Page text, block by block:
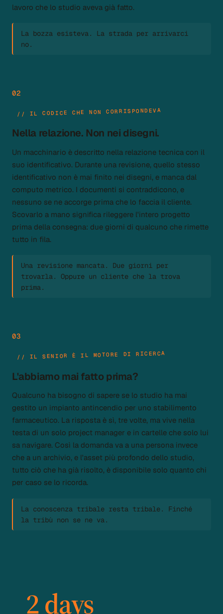
lavoro che lo studio aveva già fatto.
La bozza esisteva. La strada per arrivarci
no.
02
// IL CODICE CHE NON CORRISPONDEVA
Nella relazione. Non nei disegni.
Un macchinario è descritto nella relazione tecnica con il
suo identificativo. Durante una revisione, quello stesso
identificativo non è mai finito nei disegni, e manca dal
computo metrico. I documenti si contraddicono, e
nessuno se ne accorge prima che lo faccia il cliente.
Scovarlo a mano significa rileggere l'intero progetto
prima della consegna: due giorni di qualcuno che rimette
tutto in fila.
Una revisione mancata. Due giorni per
trovarla. Oppure un cliente che la trova
prima.
03
// IL SENIOR È IL MOTORE DI RICERCA
L'abbiamo mai fatto prima?
Qualcuno ha bisogno di sapere se lo studio ha mai
gestito un impianto antincendio per uno stabilimento
farmaceutico. La risposta è sì, tre volte, ma vive nella
testa di un solo project manager e in cartelle che solo lui
sa navigare. Così la domanda va a una persona invece
che a un archivio, e l'asset più profondo dello studio,
tutto ciò che ha già risolto, è disponibile solo quanto chi
per caso se lo ricorda.
La conoscenza tribale resta tribale. Finché
la tribù non se ne va.
2 days